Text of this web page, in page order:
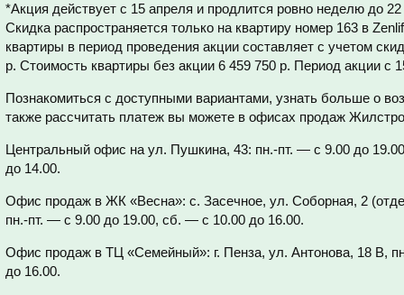
*Акция действует с 15 апреля и продлится ровно неделю до
Скидка распространяется только на квартиру номер 163 в
квартиры в период проведения акции составляет с учетом
р. Стоимость квартиры без акции 6 459 750 р. Период акции с
Познакомиться с доступными вариантами, узнать больше о
также рассчитать платеж вы можете в офисах продаж
Центральный офис на ул. Пушкина, 43: пн.-пт. — с 9.00 до
до 14.00.
Офис продаж в ЖК «Весна»: с. Засечное, ул. Соборная, 2
пн.-пт. — с 9.00 до 19.00, сб. — с 10.00 до 16.00.
Офис продаж в ТЦ «Семейный»: г. Пенза, ул. Антонова, 18 В,
до 16.00.